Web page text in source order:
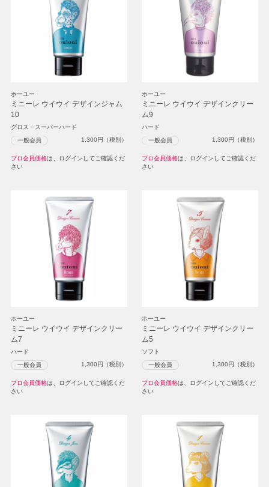
ホーユー
ミニーレ ウイウイ デザインジャム
10
グロス・スーパーハード
一般会員 1,300円（税別）
プロ会員価格は、ログインしてご確認くだ
さい
ホーユー
ミニーレ ウイウイ デザインクリー
ム9
ハード
一般会員 1,300円（税別）
プロ会員価格は、ログインしてご確認くだ
さい
ホーユー
ミニーレ ウイウイ デザインクリー
ム7
ハード
一般会員 1,300円（税別）
プロ会員価格は、ログインしてご確認くだ
さい
ホーユー
ミニーレ ウイウイ デザインクリー
ム5
ソフト
一般会員 1,300円（税別）
プロ会員価格は、ログインしてご確認くだ
さい